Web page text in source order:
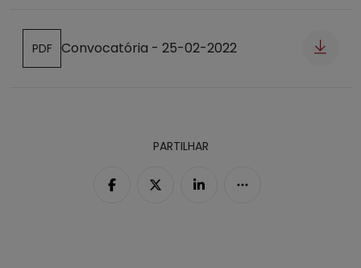
Abre num novo separador
PDF Convocatória - 25-02-2022
PARTILHAR